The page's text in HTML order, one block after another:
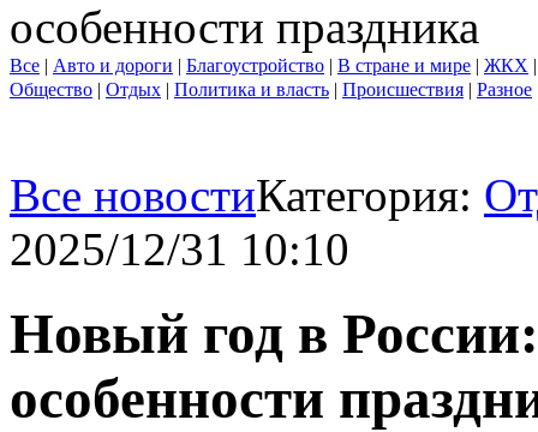
особенности праздника
Все | Авто и дороги | Благоустройство | В стране и мире | ЖКХ
Общество | Отдых | Политика и власть | Происшествия | Разное
Все новостиКатегория:
2025/12/31 10:10
Новый год в
особенности